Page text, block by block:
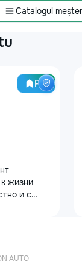
Catalogul
Pro
жизни
и с
📉
AUTO